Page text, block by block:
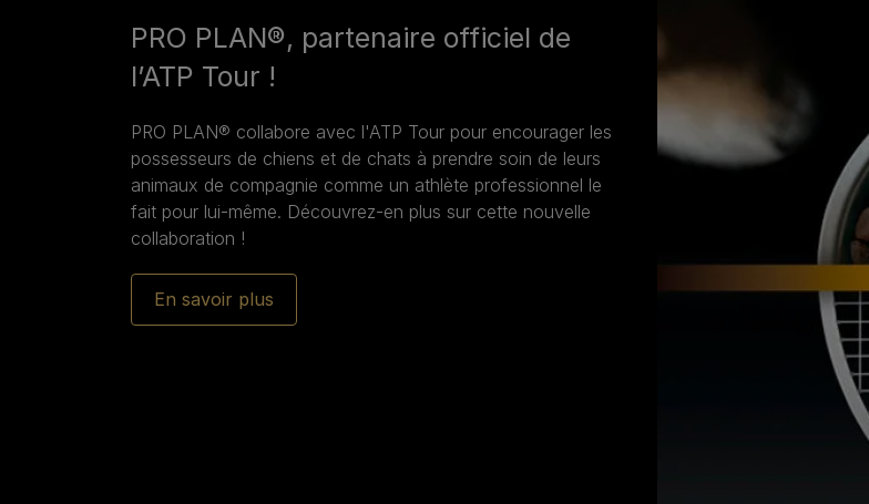
PRO PLAN®, partenaire officiel de
l’ATP Tour !
PRO PLAN® collabore avec l'ATP Tour pour encourager les
possesseurs de chiens et de chats à prendre soin de leurs
animaux de compagnie comme un athlète professionnel le
fait pour lui-même. Découvrez-en plus sur cette nouvelle
collaboration !
En savoir plus